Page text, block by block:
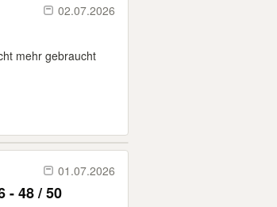
02.07.2026
mehr gebraucht
01.07.2026
Strumpfhosen und Söckchen Gr. 44 / 46 - 48 / 50